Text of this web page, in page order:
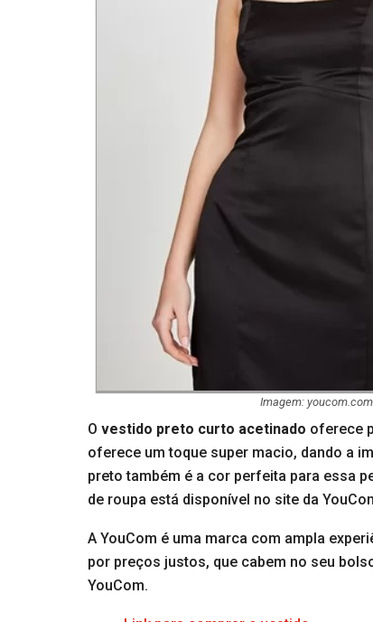
Imagem:
O vestido preto curto acetinado oferece
oferece um toque super macio, dando a
preto também é a cor perfeita para essa
de roupa está disponível no site da
A YouCom é uma marca com ampla
por preços justos, que cabem no seu
YouCom.